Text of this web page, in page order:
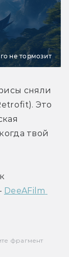
не тормозит
сняли
Это
твой
DeeAFilm
фрагмент